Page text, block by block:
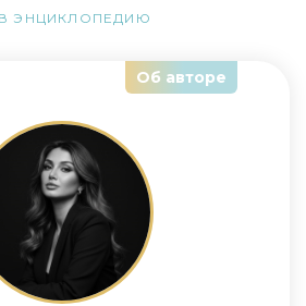
ЭНЦИКЛОПЕДИЮ
Об авторе